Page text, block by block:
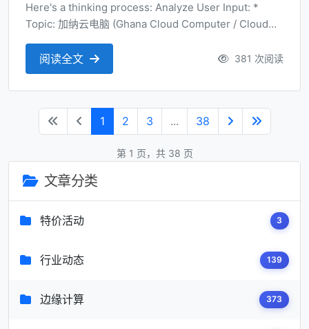
Here's a thinking process: Analyze User Input: *
Topic: 加纳云电脑 (Ghana Cloud Computer / Cloud
Computing in Ghana context) * Perspective: Market
阅读全文 381 次阅读
1 2 3 ... 38
第 1 页，共 38 页
文章分类
特价活动 3
行业动态 139
边缘计算 373